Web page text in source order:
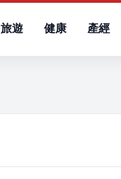
旅遊 健康 產經